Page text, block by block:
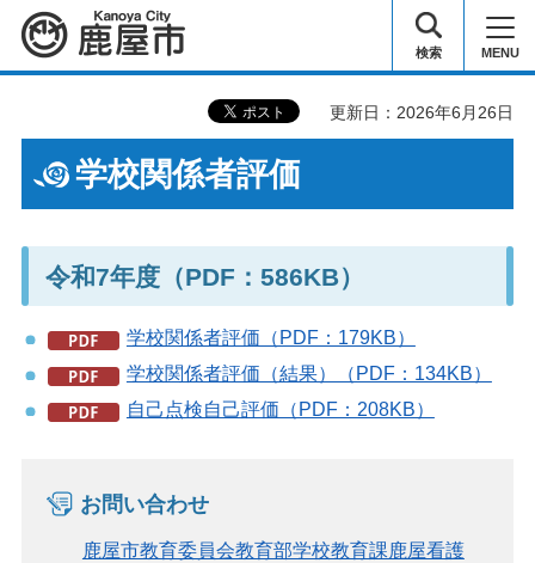
鹿屋市 検索 MENU
更新日：2026年6月26日
学校関係者評価
令和7年度（PDF：586KB）
学校関係者評価（PDF：179KB）
学校関係者評価（結果）（PDF：134KB）
自己点検自己評価（PDF：208KB）
お問い合わせ
鹿屋市教育委員会教育部学校教育課鹿屋看護